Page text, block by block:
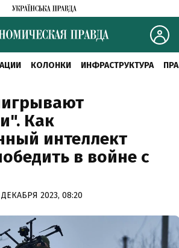
КОЛОНКИ ИНФРАСТРУКТУРА
Как
интеллект
в войне с
2023, 08:20